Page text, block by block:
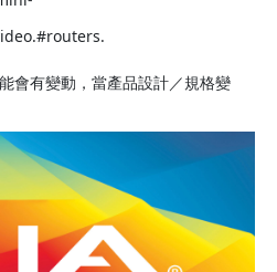
會有變動，當產品設計／規格變